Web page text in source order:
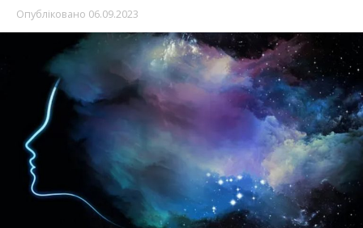
Опубліковано 06.09.2023